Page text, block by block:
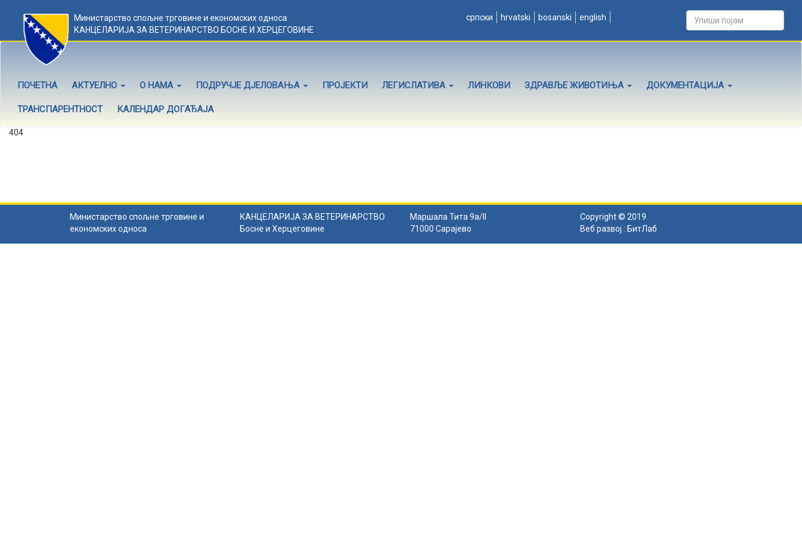
Министарство спољне трговине и економских односа
КАНЦЕЛАРИЈА ЗА ВЕТЕРИНАРСТВО БОСНЕ И ХЕРЦЕГОВИНЕ
српски hrvatski bosanski english
ПОЧЕТНА АКТУЕЛНО О НАМА ПОДРУЧЈЕ ДЈЕЛОВАЊА ПРОЈЕКТИ ЛЕГИСЛАТИВА ЛИНКОВИ ЗДРАВЉЕ ЖИВОТИЊА ДОКУМЕНТАЦИЈА
ТРАНСПАРЕНТНОСТ КАЛЕНДАР ДОГАЂАЈА
404
Министарство спољне трговине и
економских односа
КАНЦЕЛАРИЈА ЗА ВЕТЕРИНАРСТВО
Босне и Херцеговине
Маршала Тита 9а/II
71000 Сарајево
Copyright © 2019
Веб развој : БитЛаб